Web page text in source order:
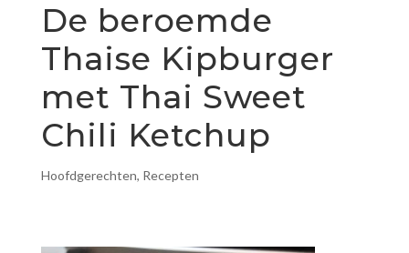
De beroemde
Thaise Kipburger
met Thai Sweet
Chili Ketchup
Hoofdgerechten, Recepten